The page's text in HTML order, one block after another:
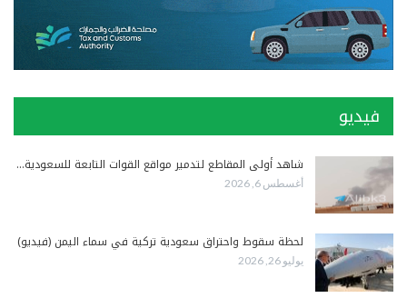
فيديو
شاهد أولى المقاطع لتدمير مواقع القوات التابعة للسعودية…
أغسطس 6, 2026
لحظة سقوط واحتراق سعودية تركية في سماء اليمن (فيديو)
يوليو 26, 2026